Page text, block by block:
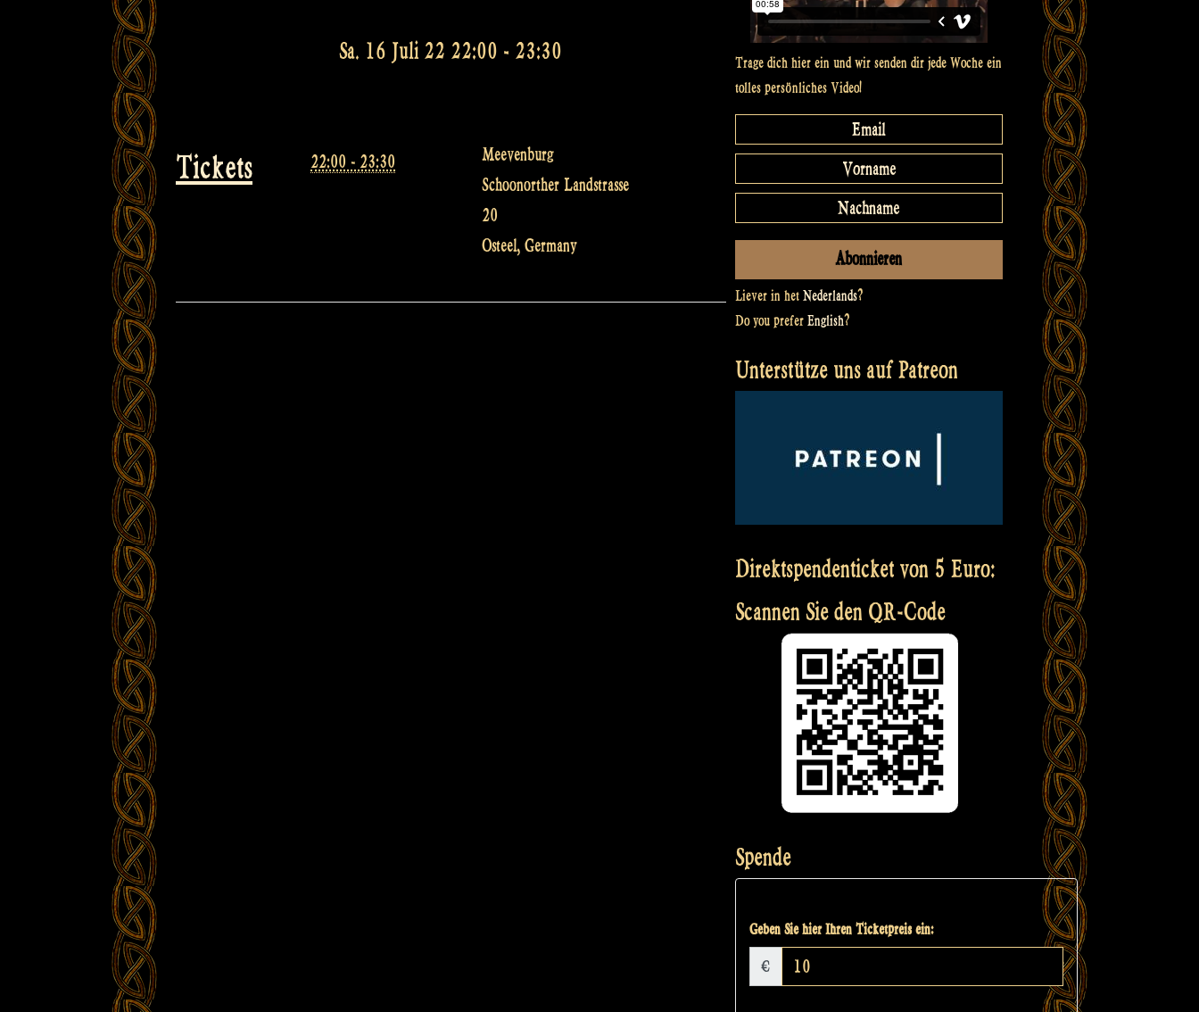
Sa. 16 Juli 22 22:00 - 23:30
Tickets 22:00 - 23:30
Meevenburg
Schoonorther Landstrasse
20
Osteel, Germany
Trage dich hier ein und wir senden dir jede Woche ein
tolles persönliches Video!
Liever in het Nederlands?
Do you prefer English?
Unterstütze uns auf Patreon
Direktspendenticket von 5 Euro:
Scannen Sie den QR-Code
Spende
Geben Sie hier Ihren Ticketpreis ein:
€